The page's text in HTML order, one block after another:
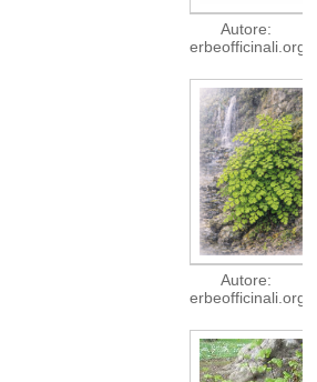
Autore:
erbeofficinali.org
Autore:
erbeofficinali.org